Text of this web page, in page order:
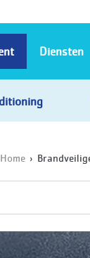
Diensten
Home